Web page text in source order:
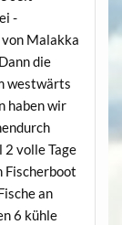
-
Malakka
die
westwärts
haben wir
2 volle Tage
Fischerboot
an
6 kühle